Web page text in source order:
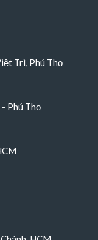
Trì, Phú Thọ
Phú Thọ